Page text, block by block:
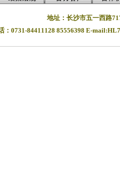
地址：长沙市五一西路
：0731-84411128 85556398 E-